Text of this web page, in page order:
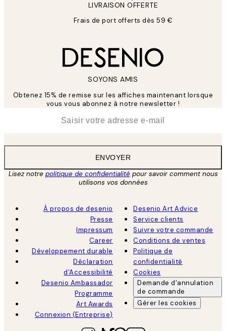
LIVRAISON OFFERTE
Frais de port offerts dès 59 €
SOYONS AMIS
Obtenez 15% de remise sur les affiches maintenant lorsque
vous vous abonnez à notre newsletter !
ENVOYER
Lisez notre politique de confidentialitépour savoir comment nous
utilisons vos données
À propos de desenio
Presse
Impressum
Career
Développement durable
Déclaration
d'Accessibilité
Desenio Ambassador
Programme
Art Awards
Connexion (Entreprise)
Desenio Art Advice
Service clients
Suivre votre commande
Conditions de ventes
Politique de
confidentialité
Cookies
Demande d'annulation
de commande
Gérer les cookies